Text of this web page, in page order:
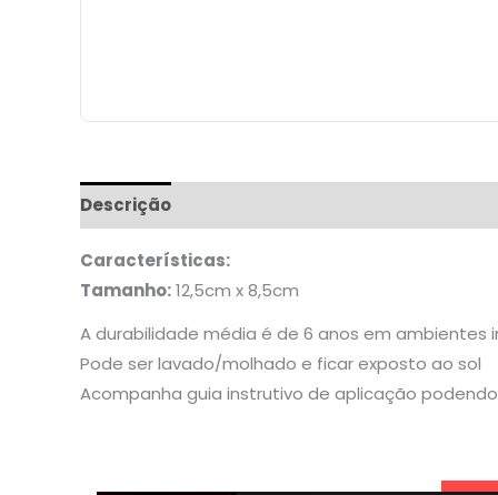
Descrição
Características:
Tamanho:12,5cm x 8,5cm
A durabilidade média é de 6 anos em
Pode ser lavado/molhado e ficar exposto ao sol
Acompanha guia instrutivo de aplicação